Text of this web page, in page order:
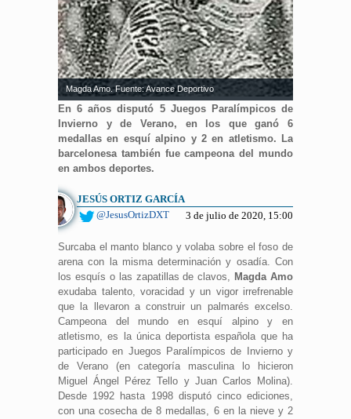
Magda Amo. Fuente: Avance Deportivo
En 6 años disputó 5 Juegos Paralímpicos de
Invierno y de Verano, en los que ganó 6
medallas en esquí alpino y 2 en atletismo. La
barcelonesa también fue campeona del mundo
en ambos deportes.
JESÚS ORTIZ GARCÍA
@JesusOrtizDXT
3 de julio de 2020, 15:00
Surcaba el manto blanco y volaba sobre el foso de
arena con la misma determinación y osadía. Con
los esquís o las zapatillas de clavos, Magda Amo
exudaba talento, voracidad y un vigor irrefrenable
que la llevaron a construir un palmarés excelso.
Campeona del mundo en esquí alpino y en
atletismo, es la única deportista española que ha
participado en Juegos Paralímpicos de Invierno y
de Verano (en categoría masculina lo hicieron
Miguel Ángel Pérez Tello y Juan Carlos Molina).
Desde 1992 hasta 1998 disputó cinco ediciones,
con una cosecha de 8 medallas, 6 en la nieve y 2